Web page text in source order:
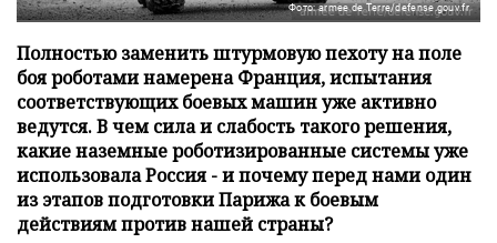
Фото: armee de Terre/defense.gouv.fr
Полностью заменить штурмовую пехоту на поле
боя роботами намерена Франция, испытания
соответствующих боевых машин уже активно
ведутся. В чем сила и слабость такого решения,
какие наземные роботизированные системы уже
использовала Россия - и почему перед нами один
из этапов подготовки Парижа к боевым
действиям против нашей страны?